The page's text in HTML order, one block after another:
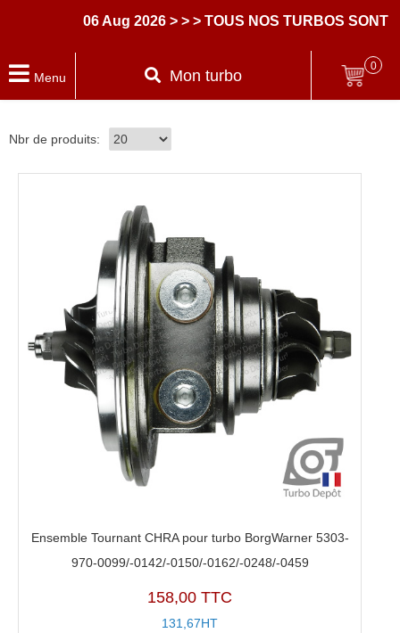
06 Aug 2026 > > > TOUS NOS TURBOS SONT
Menu Mon turbo
0
Nbr de produits:
Ensemble Tournant CHRA pour turbo BorgWarner 5303-
970-0099/-0142/-0150/-0162/-0248/-0459
158,00 TTC
131,67HT